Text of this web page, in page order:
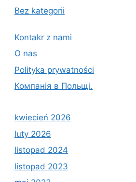
Bez kategorii
Kontakr z nami
O nas
Polityka prywatności
Компанія в Польщі.
kwiecień 2026
luty 2026
listopad 2024
listopad 2023